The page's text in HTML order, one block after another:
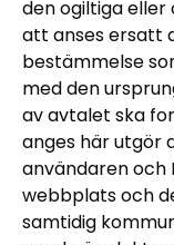
den ogiltiga
att anses ersatt
bestämmelse
med den
av avtalet ska
anges här utgör
användaren och
webbplats och
samtidig